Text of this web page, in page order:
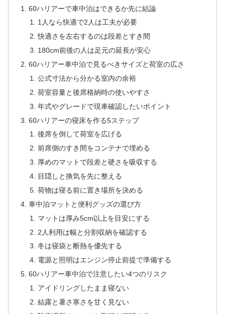
60ハリアーで車中泊はできるか先に結論
1人なら快適で2人は工夫が必要
快適さを左右するのは段差とすき間
180cm前後の人は足元の延長が安心
60ハリアー車中泊で見るべきサイズと荷室の広さ
公式寸法から分かる室内の余裕
荷室容量と後席格納時の使いやすさ
年式やグレードで現車確認したいポイント
60ハリアーの寝床を作る5ステップ
後席を倒して荷室を広げる
前席側のすき間をコンテナで埋める
厚めのマットで段差と硬さを吸収する
目隠しと換気を先に整える
荷物は寝る前に置き場所を決める
車中泊マットと便利グッズの選び方
マットは厚み5cm以上を目安にする
2人利用は幅と分割収納を確認する
冬は寝袋と断熱を優先する
電源と照明はエンジン停止前提で準備する
60ハリアー車中泊で注意したい4つのリスク
アイドリングしたまま寝ない
結露と暑さ寒さを甘く見ない